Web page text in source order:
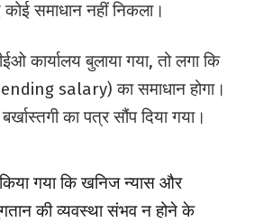
समाधान नहीं निकला।
कार्यालय बुलाया गया, तो लगा कि
salary) का समाधान होगा।
का पत्र सौंप दिया गया।
गया कि खनिज न्यास और
की व्यवस्था संभव न होने के